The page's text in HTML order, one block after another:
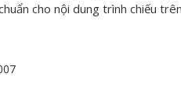
cho nội dung trình chiếu